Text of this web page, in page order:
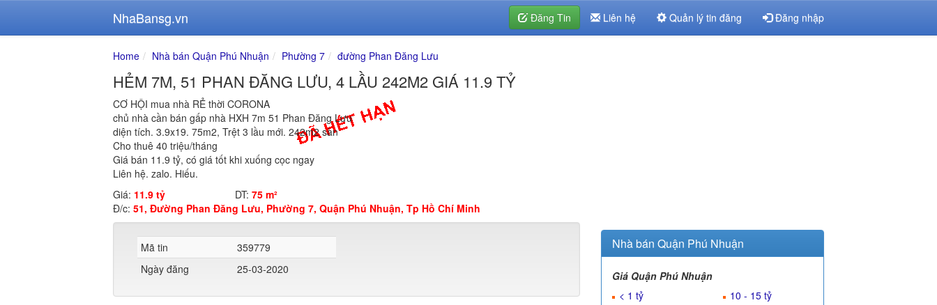
NhaBansg.vn Đăng Tin Liên hệ Quản lý tin đăng Đăng nhập
Home Nhà bán Quận Phú Nhuận Phường 7 đường Phan Đăng Lưu
HẺM 7M, 51 PHAN ĐĂNG LƯU, 4 LẦU 242M2 GIÁ 11.9 TỶ
CƠ HỘI mua nhà RẺ thời CORONA
chủ nhà cần bán gấp nhà HXH 7m 51 Phan Đăng Lưu
diện tích. 3.9x19. 75m2, Trệt 3 lầu mới. 242m2 sàn
Cho thuê 40 triệu/tháng
Giá bán 11.9 tỷ, có giá tốt khi xuống cọc ngay
Liên hệ. zalo. Hiếu.
Giá: 11.9 tỷ DT: 75 m²
Đ/c: 51, Đường Phan Đăng Lưu, Phường 7, Quận Phú Nhuận, Tp Hồ Chí Minh
Mã tin
359779
Ngày đăng
25-03-2020
Nhà bán Quận Phú Nhuận
Giá Quận Phú Nhuận
< 1 tỷ
10 - 15 tỷ